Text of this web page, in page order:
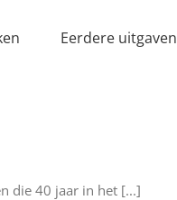
Eerdere uitgaven
die 40 jaar in het [...]